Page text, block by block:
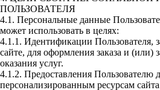
ПОЛЬЗОВАТЕЛЯ
4.1. Персональные данные
может использовать в целях:
4.1.1. Идентификации Пользователя,
сайте, для оформления заказа и (или)
оказания услуг.
4.1.2. Предоставления Пользователю
персонализированным ресурсам